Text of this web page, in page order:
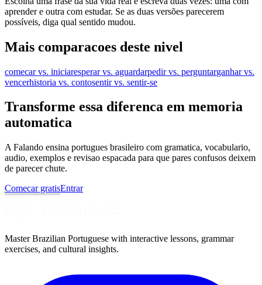
aprender e outra com estudar. Se as duas versões parecerem
possíveis, diga qual sentido mudou.
Mais comparacoes deste nivel
comecar vs. iniciaresperar vs. aguardarpedir vs. perguntarganhar vs.
vencerhistoria vs. contosentir vs. sentir-se
Transforme essa diferenca em memoria
automatica
A Falando ensina portugues brasileiro com gramatica, vocabulario,
audio, exemplos e revisao espacada para que pares confusos deixem
de parecer chute.
Comecar gratisEntrar
Master Brazilian Portuguese with interactive lessons, grammar
exercises, and cultural insights.